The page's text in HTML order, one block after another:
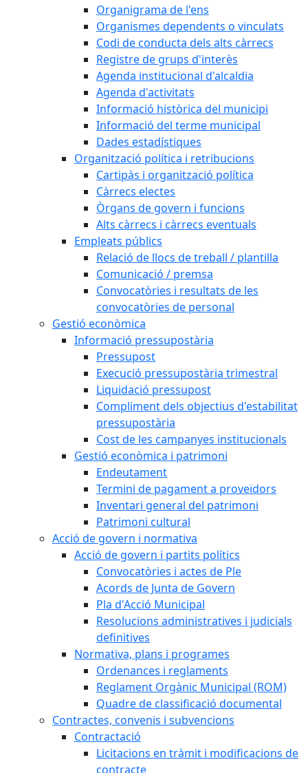
Organigrama de l'ens
Organismes dependents o vinculats
Codi de conducta dels alts càrrecs
Registre de grups d'interès
Agenda institucional d'alcaldia
Agenda d'activitats
Informació històrica del municipi
Informació del terme municipal
Dades estadístiques
Organització política i retribucions
Cartipàs i organització política
Càrrecs electes
Òrgans de govern i funcions
Alts càrrecs i càrrecs eventuals
Empleats públics
Relació de llocs de treball / plantilla
Comunicació / premsa
Convocatòries i resultats de les
convocatòries de personal
Gestió econòmica
Informació pressupostària
Pressupost
Execució pressupostària trimestral
Liquidació pressupost
Compliment dels objectius d'estabilitat
pressupostària
Cost de les campanyes institucionals
Gestió econòmica i patrimoni
Endeutament
Termini de pagament a proveïdors
Inventari general del patrimoni
Patrimoni cultural
Acció de govern i normativa
Acció de govern i partits polítics
Convocatòries i actes de Ple
Acords de Junta de Govern
Pla d'Acció Municipal
Resolucions administratives i judicials
definitives
Normativa, plans i programes
Ordenances i reglaments
Reglament Orgànic Municipal (ROM)
Quadre de classificació documental
Contractes, convenis i subvencions
Contractació
Licitacions en tràmit i modificacions de
contracte